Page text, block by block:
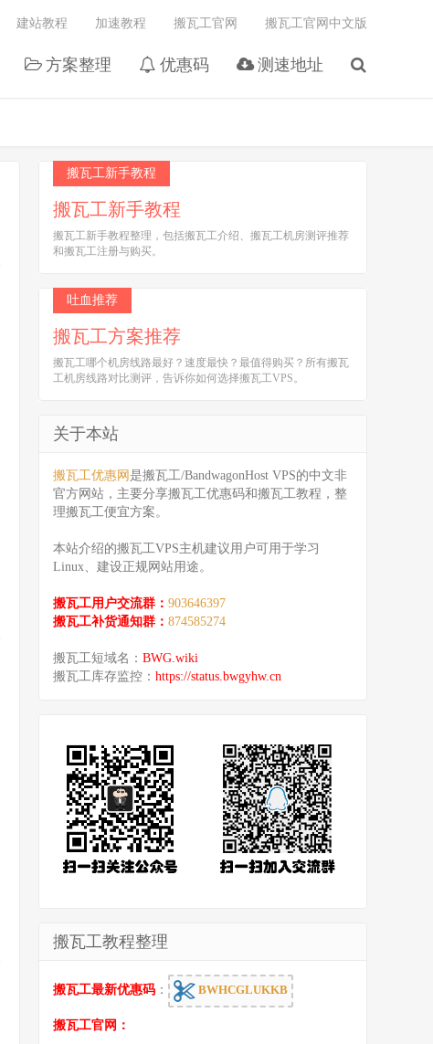
方案整理 优惠码 测速地址
建站教程 加速教程 搬瓦工官网 搬瓦工官网中文版
搬瓦工新手教程
搬瓦工新手教程
搬瓦工新手教程整理，包括搬瓦工介绍、搬瓦工机房测评推荐
和搬瓦工注册与购买。
吐血推荐
搬瓦工方案推荐
搬瓦工哪个机房线路最好？速度最快？最值得购买？所有搬瓦
工机房线路对比测评，告诉你如何选择搬瓦工VPS。
关于本站
搬瓦工优惠网 是搬瓦工/BandwagonHost VPS的中文非
官方网站，主要分享搬瓦工优惠码和搬瓦工教程，整
理搬瓦工便宜方案。
本站介绍的搬瓦工VPS主机建议用户可用于学习
Linux、建设正规网站用途。
搬瓦工用户交流群： 903646397
搬瓦工补货通知群： 874585274
搬瓦工短域名： BWG.wiki
搬瓦工库存监控： https://status.bwgyhw.cn
搬瓦工教程整理
搬瓦工最新优惠码 ： BWHCGLUKKB
搬瓦工官网：